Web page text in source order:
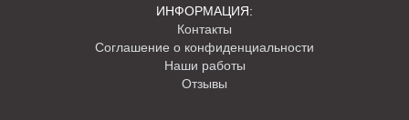
ИНФОРМАЦИЯ:
Контакты
Соглашение о конфиденциальности
Наши работы
Отзывы